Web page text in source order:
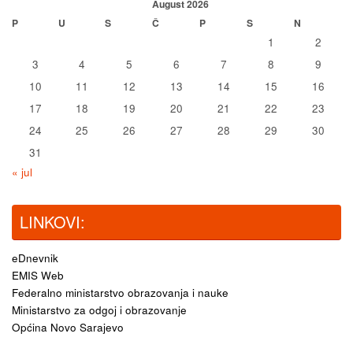
August 2026
P
U S Č P S N
1
2
3
4 5 6 7 8
9
10
11 12 13 14 15
16
17
18 19 20 21 22
23
24
25 26 27 28 29
30
31
« jul
LINKOVI:
eDnevnik
EMIS Web
Federalno ministarstvo obrazovanja i nauke
Ministarstvo za odgoj i obrazovanje
Općina Novo Sarajevo